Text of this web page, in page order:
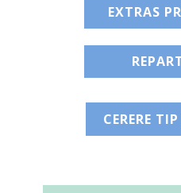
EXTRAS
CERERE